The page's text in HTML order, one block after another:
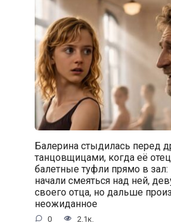
Балерина стыдилась перед
танцовщицами, когда её
балетные туфли прямо в зал:
начали смеяться над ней,
своего отца, но дальше
неожиданное
0 2.1к.